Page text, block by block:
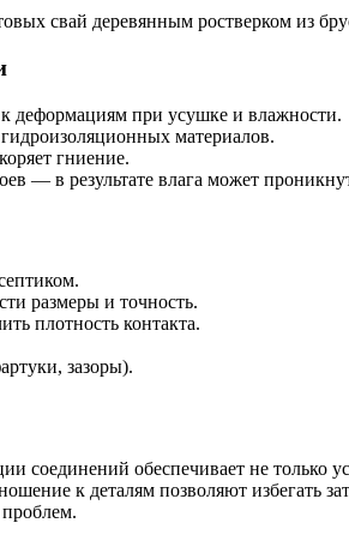
к деформациям при усушке и влажности.
материалов.
гниение.
— в результате влага может
размеры и точность.
плотность контакта.
зазоры).
соединений обеспечивает не только
к деталям позволяют избегать